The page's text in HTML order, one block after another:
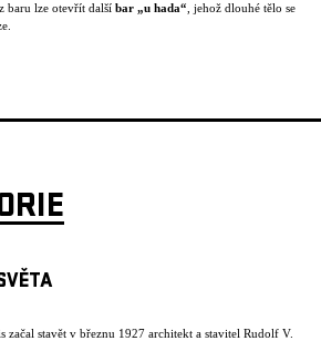
baru lze otevřít další bar „u hada“ , jehož dlouhé tělo se
začal stavět v březnu 1927 architekt a stavitel Rudolf V.